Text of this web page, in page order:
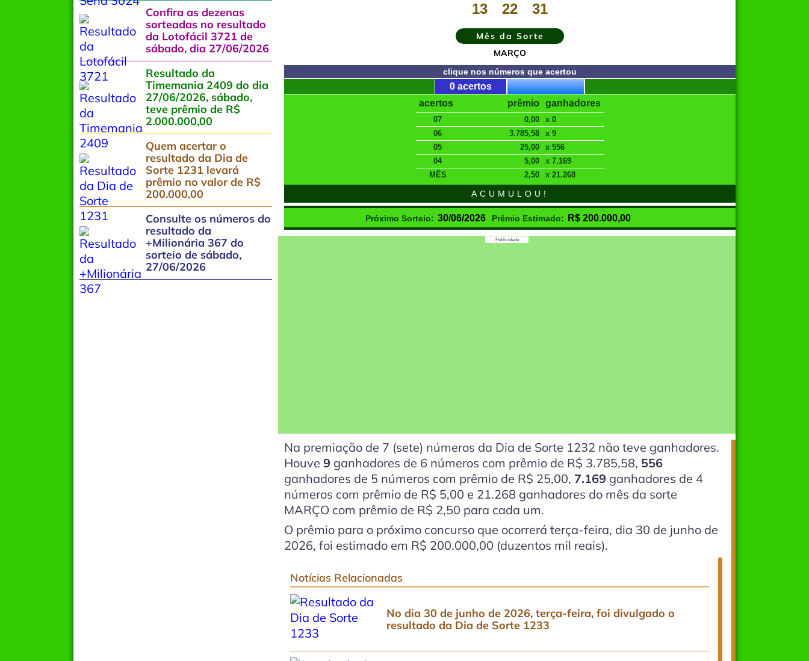
13
22 31
Mês da Sorte
MARÇO
clique nos números que acertou
0 acertos
acertos
07
06
05
04
MÊS
prêmio
0,00
3.785,58
25,00
5,00
2,50
ganhadores
x 0
x 9
x 556
x 7.169
x 21.268
ACUMULOU!
Próximo Sorteio: 30/06/2026 Prêmio Estimado: R$ 200.000,00
Publicidade
Na premiação de 7 (sete) números da Dia de Sorte 1232 não teve ganhadores.
Houve 9 ganhadores de 6 números com prêmio de R$ 3.785,58, 556
ganhadores de 5 números com prêmio de R$ 25,00, 7.169 ganhadores de 4
números com prêmio de R$ 5,00 e 21.268 ganhadores do mês da sorte
MARÇO com prêmio de R$ 2,50 para cada um.
O prêmio para o próximo concurso que ocorrerá terça-feira, dia 30 de junho de
2026, foi estimado em R$ 200.000,00 (duzentos mil reais).
Notícias Relacionadas
No dia 30 de junho de 2026, terça-feira, foi divulgado o
resultado da Dia de Sorte 1233
Confira as dezenas
sorteadas no resultado
da Lotofácil 3721 de
sábado, dia 27/06/2026
Resultado da
Timemania 2409 do dia
27/06/2026, sábado,
teve prêmio de R$
2.000.000,00
Quem acertar o
resultado da Dia de
Sorte 1231 levará
prêmio no valor de R$
200.000,00
Consulte os números do
resultado da
+Milionária 367 do
sorteio de sábado,
27/06/2026